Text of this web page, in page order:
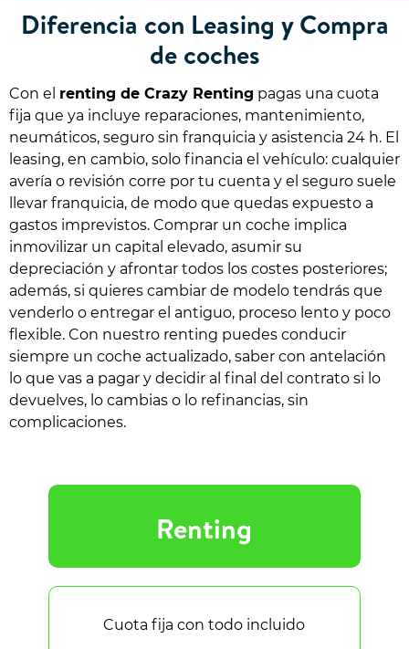
Diferencia con Leasing y Compra
de coches
Con el renting de Crazy Renting pagas una cuota
fija que ya incluye reparaciones, mantenimiento,
neumáticos, seguro sin franquicia y asistencia 24 h. El
leasing, en cambio, solo financia el vehículo: cualquier
avería o revisión corre por tu cuenta y el seguro suele
llevar franquicia, de modo que quedas expuesto a
gastos imprevistos. Comprar un coche implica
inmovilizar un capital elevado, asumir su
depreciación y afrontar todos los costes posteriores;
además, si quieres cambiar de modelo tendrás que
venderlo o entregar el antiguo, proceso lento y poco
flexible. Con nuestro renting puedes conducir
siempre un coche actualizado, saber con antelación
lo que vas a pagar y decidir al final del contrato si lo
devuelves, lo cambias o lo refinancias, sin
complicaciones.
Renting
Cuota fija con todo incluido